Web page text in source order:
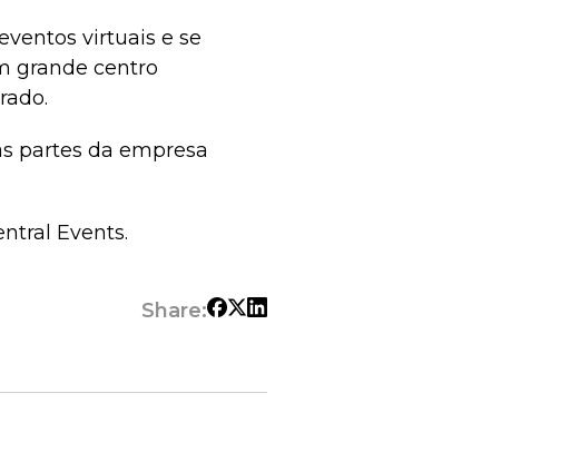
virtuais e se
grande centro
partes da empresa
Events.
Share: